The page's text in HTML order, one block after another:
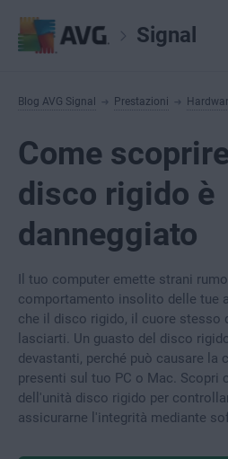
Signal
Blog AVG Signal Prestazioni
Come
disco rigido è
danneggiato
Il tuo computer emette strani
comportamento insolito delle tue
che il disco rigido, il cuore stesso
lasciarti. Un guasto del disco
devastanti, perché può causare la
presenti sul tuo PC o Mac. Scopri
dell'unità disco rigido per
assicurarne l'integrità mediante